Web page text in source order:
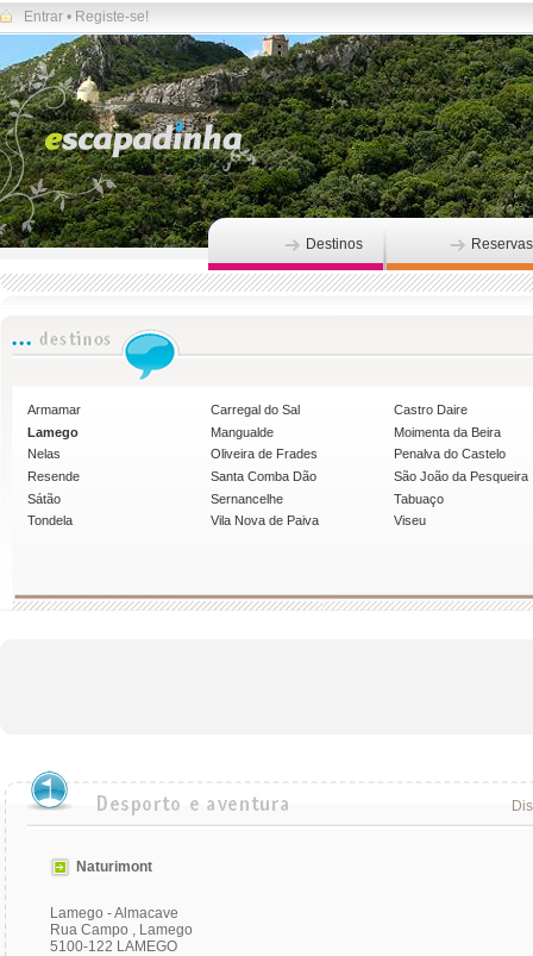
Entrar • Registe-se!
Destinos Reservas
Armamar Carregal do Sal
Castro Daire
Lamego
Mangualde
Moimenta da Beira
Nelas
Oliveira de Frades
Penalva do Castelo
Resende
Santa Comba Dão
São João da Pesqueira
Sátão
Sernancelhe
Tabuaço
Tondela
Vila Nova de Paiva Viseu
Naturimont
Lamego - Almacave
Rua Campo , Lamego
5100-122 LAMEGO